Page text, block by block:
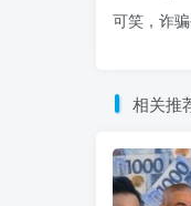
可笑，诈
相关推